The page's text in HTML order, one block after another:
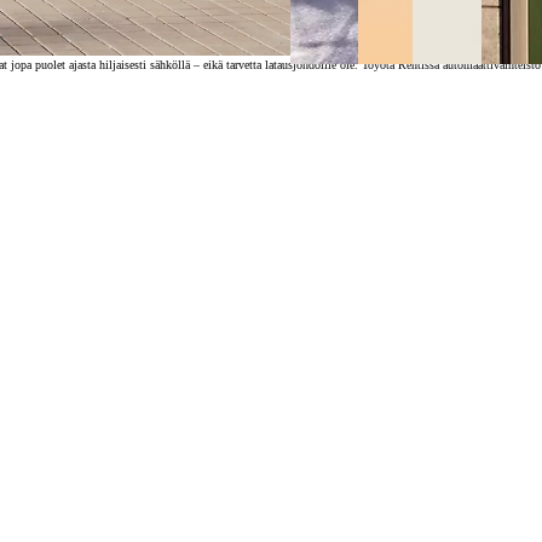
puolet ajasta hiljaisesti sähköllä – eikä tarvetta latausjohdoille ole. Toyota Rentissä automaattivaihteisto